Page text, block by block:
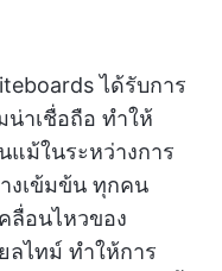
ได้รับการ
น่าเชื่อถือ ทำให้
ม้ในระหว่างการ
งเข้มข้น ทุกคน
ลื่อนไหวของ
ลไทม์ ทำให้การ